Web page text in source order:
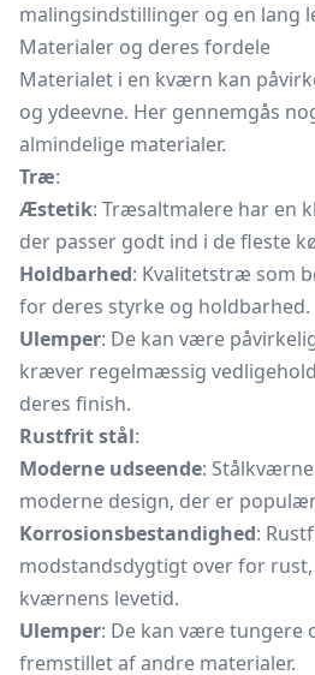
malingsindstillinger og en lang
Materialer og deres fordele
Materialet i en kværn kan
og ydeevne. Her gennemgås
almindelige materialer.
Træ:
Æstetik: Træsaltmalere har en
der passer godt ind i de fleste
Holdbarhed: Kvalitetstræ som
for deres styrke og holdbarhed.
Ulemper: De kan være
kræver regelmæssig
deres finish.
Rustfrit stål:
Moderne udseende:
moderne design, der er
Korrosionsbestandighed:
modstandsdygtigt over for
kværnens levetid.
Ulemper: De kan være tungere
fremstillet af andre materialer.